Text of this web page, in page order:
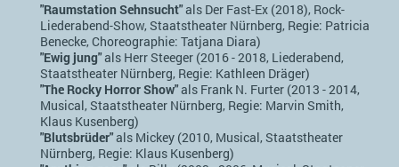
"Raumstation Sehnsucht"als Der Fast-Ex (2018), Rock-
Liederabend-Show, Staatstheater Nürnberg, Regie: Patricia
Benecke, Choreographie: Tatjana Diara)
"Ewig jung"als Herr Steeger (2016 - 2018, Liederabend,
Staatstheater Nürnberg, Regie: Kathleen Dräger)
"The Rocky Horror Show"als Frank N. Furter (2013 - 2014,
Musical, Staatstheater Nürnberg, Regie: Marvin Smith,
Klaus Kusenberg)
"Blutsbrüder"als Mickey (2010, Musical, Staatstheater
Nürnberg, Regie: Klaus Kusenberg)